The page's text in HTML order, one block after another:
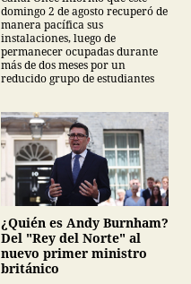
domingo 2 de agosto recuperó de
manera pacífica sus
instalaciones, luego de
permanecer ocupadas durante
más de dos meses por un
reducido grupo de estudiantes
¿Quién es Andy Burnham?
Del "Rey del Norte" al
nuevo primer ministro
británico